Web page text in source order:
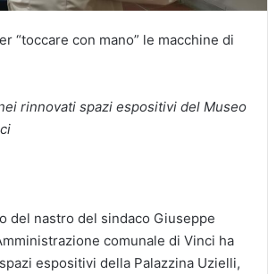
“toccare con mano” le macchine di
rinnovati spazi espositivi del Museo
del nastro del sindaco Giuseppe
comunale di Vinci ha
espositivi della Palazzina Uzielli,